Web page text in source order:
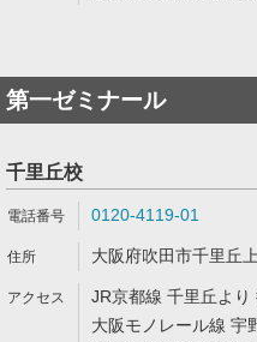
第一ゼミナール
千里丘校
0120-4119-01
大阪府吹田市千里丘
JR京都線 千里丘より
大阪モノレール線 宇